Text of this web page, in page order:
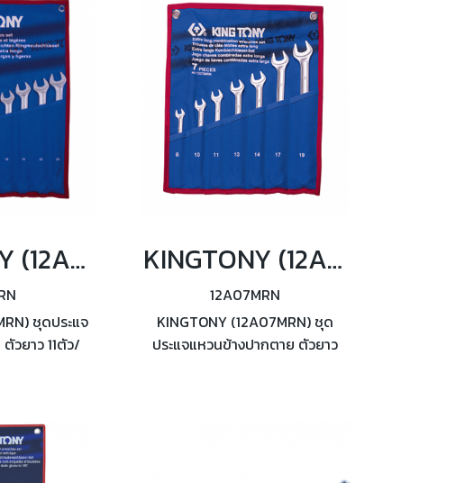
KINGTONY (12A1MRN) ชุดประแจแหวนข้างปากตาย ตัวยาว 11ตัว/ชุด
ชุดประแจ
วยาว 11ตัว/
KINGTONY (12A07MRN) ชุดประแจแหวนข้างปากตาย ตัวยาว 7ตัว/ชุด
12A07MRN
KINGTONY (12A07MRN) ชุด
ประแจแหวนข้างปากตาย ตัวยาว